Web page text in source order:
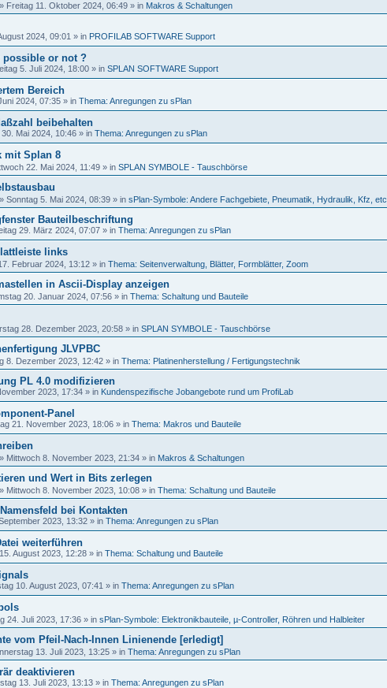
» Freitag 11. Oktober 2024, 06:49 » in Makros & Schaltungen
2024, 09:01 » in PROFILAB SOFTWARE Support
possible or not ?
5. Juli 2024, 18:00 » in SPLAN SOFTWARE Support
Bereich
2024, 07:35 » in Thema: Anregungen zu sPlan
beibehalten
Mai 2024, 10:46 » in Thema: Anregungen zu sPlan
mit Splan 8
22. Mai 2024, 11:49 » in SPLAN SYMBOLE - Tauschbörse
» Sonntag 5. Mai 2024, 08:39 » in sPlan-Symbole: Andere Fachgebiete, Pneumatik, Hydraulik, Kfz, etc.
Bauteilbeschriftung
29. März 2024, 07:07 » in Thema: Anregungen zu sPlan
links
Februar 2024, 13:12 » in Thema: Seitenverwaltung, Blätter, Formblätter, Zoom
in Ascii-Display anzeigen
20. Januar 2024, 07:56 » in Thema: Schaltung und Bauteile
28. Dezember 2023, 20:58 » in SPLAN SYMBOLE - Tauschbörse
JLVPBC
8. Dezember 2023, 12:42 » in Thema: Platinenherstellung / Fertigungstechnik
PL 4.0 modifizieren
2023, 17:34 » in Kundenspezifische Jobangebote rund um ProfiLab
Panel
21. November 2023, 18:06 » in Thema: Makros und Bauteile
» Mittwoch 8. November 2023, 21:34 » in Makros & Schaltungen
und Wert in Bits zerlegen
» Mittwoch 8. November 2023, 10:08 » in Thema: Schaltung und Bauteile
bei Kontakten
2023, 13:32 » in Thema: Anregungen zu sPlan
weiterführen
August 2023, 12:28 » in Thema: Schaltung und Bauteile
10. August 2023, 07:41 » in Thema: Anregungen zu sPlan
24. Juli 2023, 17:36 » in sPlan-Symbole: Elektronikbauteile, µ-Controller, Röhren und Halbleiter
vom Pfeil-Nach-Innen Linienende [erledigt]
13. Juli 2023, 13:25 » in Thema: Anregungen zu sPlan
deaktivieren
13. Juli 2023, 13:13 » in Thema: Anregungen zu sPlan